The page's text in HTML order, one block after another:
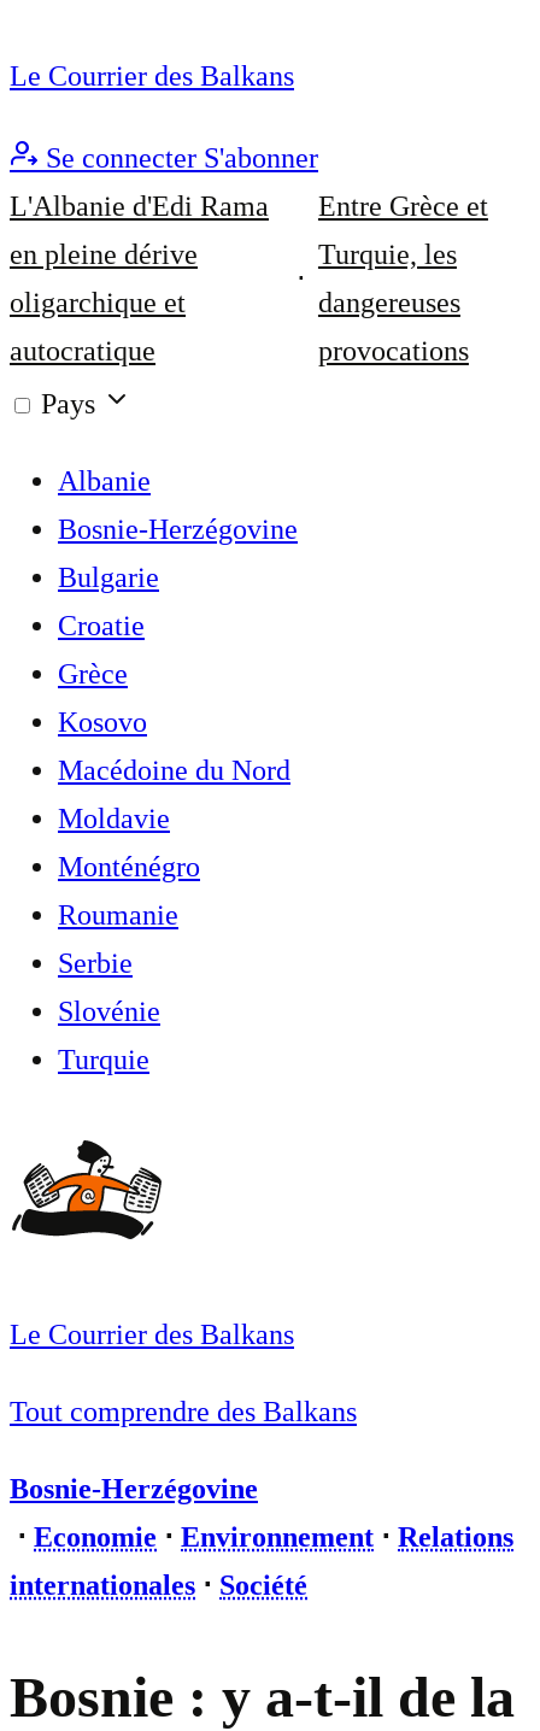
Le Courrier des Balkans
Se connecter S'abonner
L'Albanie d'Edi Rama
en pleine dérive
oligarchique et
autocratique
Entre Grèce et
Turquie, les
dangereuses
provocations
Pays
Albanie
Bosnie-Herzégovine
Bulgarie
Croatie
Grèce
Kosovo
Macédoine du Nord
Moldavie
Monténégro
Roumanie
Serbie
Slovénie
Turquie
Le Courrier des Balkans
Tout comprendre des Balkans
Bosnie-Herzégovine
⋅ Economie ⋅ Environnement ⋅ Relations
internationales ⋅ Société
Bosnie : y a-t-il de la